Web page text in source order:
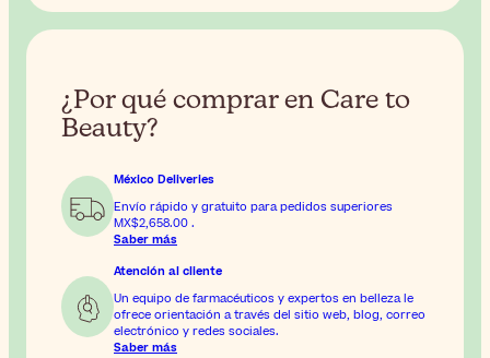
¿Por qué comprar en Care to
Beauty?
México Deliveries
Envío rápido y gratuito para pedidos superiores
MX$2,658.00 .
Saber más
Atención al cliente
Un equipo de farmacéuticos y expertos en belleza le
ofrece orientación a través del sitio web, blog, correo
electrónico y redes sociales.
Saber más